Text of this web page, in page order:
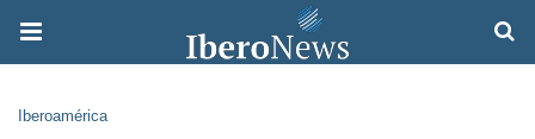
Iberoamérica